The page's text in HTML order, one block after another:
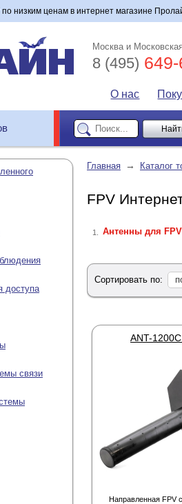
низким ценам в интернет магазине
Москва и
8 (495)
О нас
доступа
связи
Главная → Каталог
FPV
1. Антенны для FPV
Сортировать по:
ANT-
Направленная FPV